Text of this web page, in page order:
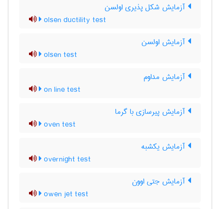
آزمایش شکل پذیری اولسن
olsen ductility test
آزمایش اولسن
olsen test
آزمایش مداوم
on line test
آزمایش پیرسازی با گرما
oven test
آزمایش یکشبه
overnight test
آزمایش جتی اوون
owen jet test